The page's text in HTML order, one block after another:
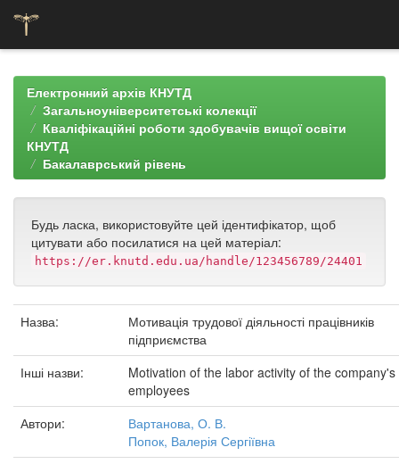
navigationЕлектронний архів КНУТД
Загальноуніверситетські колекції
Кваліфікаційні роботи здобувачів вищої освіти
КНУТД
Бакалаврський рівень
Будь ласка, використовуйте цей ідентифікатор, щоб
цитувати або посилатися на цей матеріал:
https://er.knutd.edu.ua/handle/123456789/24401
Назва:
Мотивація трудової діяльності працівників
підприємства
Інші назви:
Motivation of the labor activity of the company's
employees
Автори:
Вартанова, О. В.
Попок, Валерія Сергіївна